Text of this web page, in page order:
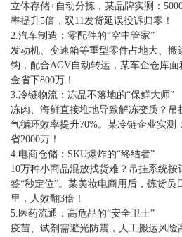
立体存储+自动分拣，某品牌实测：
率提升5倍，双11发货延误投诉归零！
2.汽车制造：零配件的“空中管家”
发动机、变速箱等重型零件占地大、
钩，配合AGV自动转运，某车企仓库面
金省下800万！
3.冷链物流：冻品不落地的“保鲜大师”
冻肉、海鲜直接堆地导致解冻变质？
气循环效率提升70%。某冷链企业实测
省2000万！
4.电商仓储：SKU爆炸的“终结者”
10万种小商品混放找货难？吊挂系统
签“秒定位”。某美妆电商用后，拣货员
里，人效翻3倍！
5.医药流通：高危品的“安全卫士”
疫苗、试剂需避光防震，人工搬运风险